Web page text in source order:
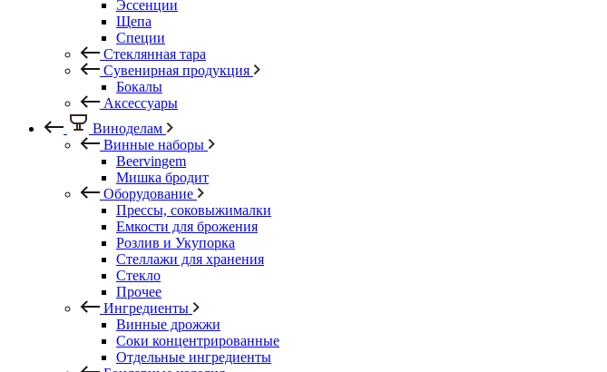
Эссенции
Щепа
Специи
Стеклянная тара
Сувенирная продукция
Бокалы
Аксессуары
Виноделам
Винные наборы
Beervingem
Мишка бродит
Оборудование
Прессы, соковыжималки
Емкости для брожения
Розлив и Укупорка
Стеллажи для хранения
Стекло
Прочее
Ингредиенты
Винные дрожжи
Соки концентрированные
Отдельные ингредиенты